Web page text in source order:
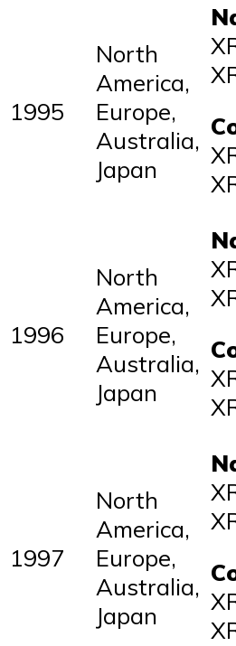
1995
North
America,
Europe,
Australia,
Japan
1996
North
America,
Europe,
Australia,
Japan
1997
North
America,
Europe,
Australia,
Japan